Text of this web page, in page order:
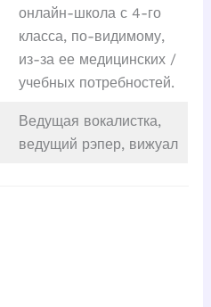
онлайн-школа с 4-го
класса, по-видимому,
из-за ее медицинских /
учебных потребностей.
Ведущая вокалистка,
ведущий рэпер, вижуал